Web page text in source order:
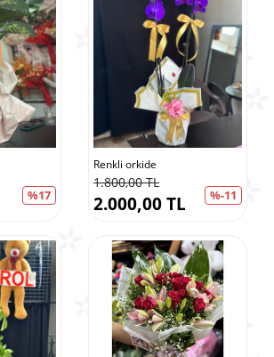
%17
Renkli orkide
1.800,00 TL
%-11
2.000,00 TL